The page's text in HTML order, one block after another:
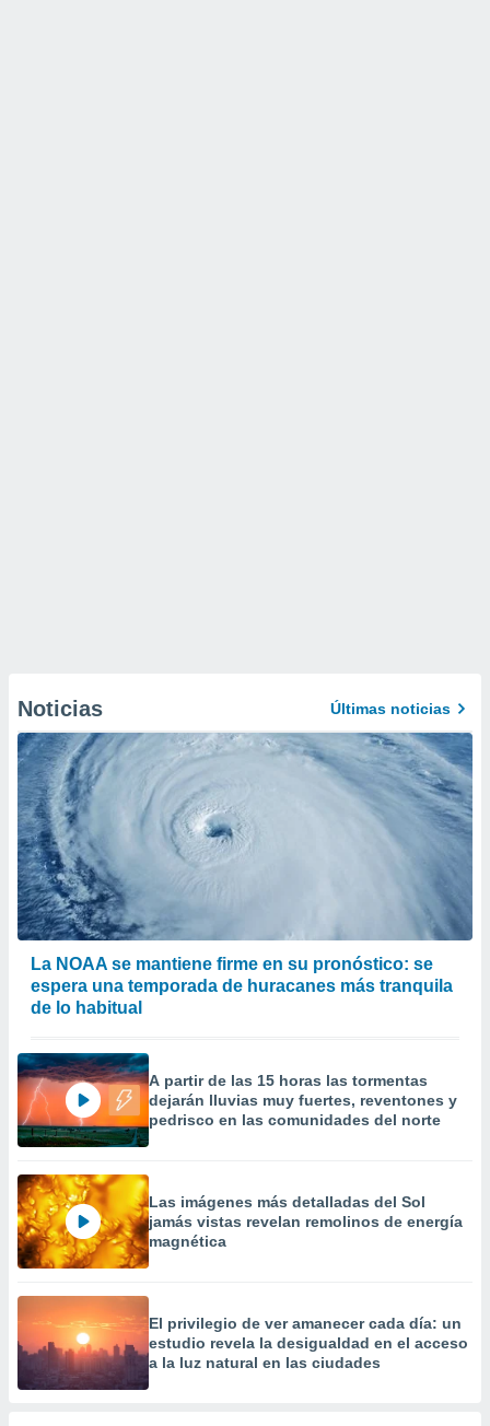
Noticias Últimas noticias
La NOAA se mantiene firme en su pronóstico: se
espera una temporada de huracanes más tranquila
de lo habitual
A partir de las 15 horas las tormentas
dejarán lluvias muy fuertes, reventones y
pedrisco en las comunidades del norte
Las imágenes más detalladas del Sol
jamás vistas revelan remolinos de energía
magnética
El privilegio de ver amanecer cada día: un
estudio revela la desigualdad en el acceso
a la luz natural en las ciudades